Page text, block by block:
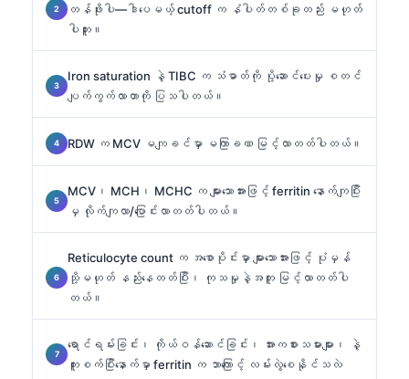
တန်ဖိုးပါ—ဒါပေမယ့် cutoff က နံပါတ်တစ်ခုတည်း မဟုတ်
ပါဘူး။
Iron saturation နဲ့ TIBC က သံဓာတ်ကို ပို့ဆောင်ပေးမှု စတင်
ပျက်ကွက်လာတာကို ပြသပါတယ်။
RDW က MCV မကျခင်မှာ မကြာခဏ မြင့်လာတတ်ပါတယ်။
MCV၊ MCH၊ MCHC က များသောအားဖြင့် ferritin နောက်ကျပြီး
မှ လိုက်ကျလာ/ပြောင်းလာတတ်ပါတယ်။
Reticulocyte count က အစောပိုင်းမှာ များသောအားဖြင့် ပုံမှန်
သို့မဟုတ် နည်းနေတတ်ပြီး၊ ကုသမှုနဲ့အတူ မြင့်လာတတ်ပါ
တယ်။
ရောင်ရမ်းခြင်း၊ ကိုယ်ဝန်ဆောင်ခြင်း၊ အားကစားသမားများ၊ နဲ့
ကူးစက်ပြီးနောက်မှာ ferritin က ဘာကြောင့် လမ်းလွဲစေနိုင်သလဲ